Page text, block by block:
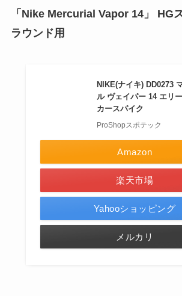
「Nike Mercurial Vapor 14」 HG
ラウンド用
NIKE(ナイキ) DD0273
ル ヴェイパー 14 エリ
カースパイク
ProShopスポテック
Amazon
楽天市場
Yahooショッピング
メルカリ